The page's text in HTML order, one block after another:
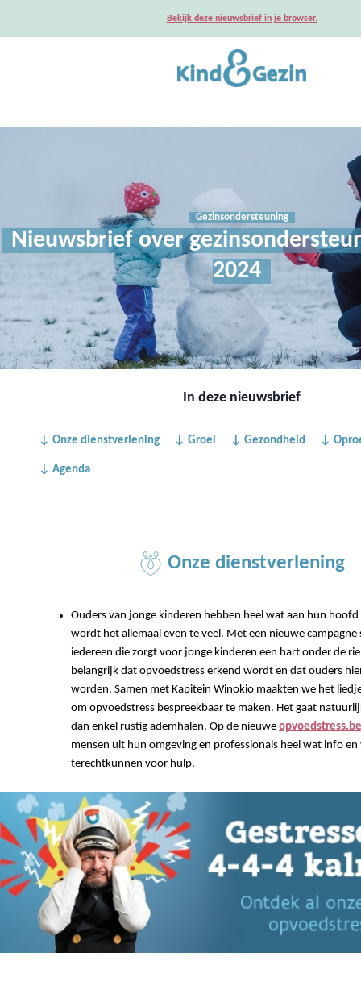
Bekijk deze nieuwsbrief in je browser.
Gezinsondersteuning
Nieuwsbrief over
2024
In deze nieuwsbrief
↓ Onze dienstverlening ↓ Groei ↓ Gezondheid ↓
↓ Agenda
Onze dienstverlening
Ouders van jonge kinderen hebben heel wat aan hun hoofd
wordt het allemaal even te veel. Met een nieuwe campagne
iedereen die zorgt voor jonge kinderen een hart onder de
belangrijk dat opvoedstress erkend wordt en dat ouders
worden. Samen met Kapitein Winokio maakten we het
om opvoedstress bespreekbaar te maken. Het gaat
dan enkel rustig ademhalen. Op de nieuwe opvoedstress.be
mensen uit hun omgeving en professionals heel wat info en
terechtkunnen voor hulp.